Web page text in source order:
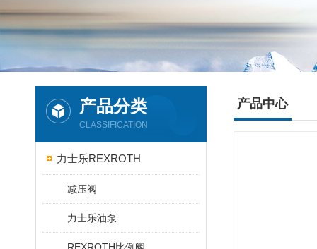
产品分类
CLASSIFICATION
力士乐REXROTH
减压阀
力士乐油泵
产品中心